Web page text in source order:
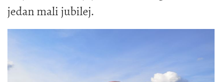
jedan mali jubilej.